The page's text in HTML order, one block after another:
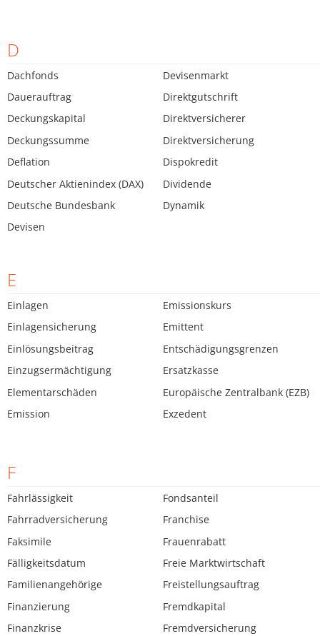
D
Dachfonds
Dauerauftrag
Deckungskapital
Deckungssumme
Deflation
Deutscher Aktienindex (DAX)
Deutsche Bundesbank
Devisen
Devisenmarkt
Direktgutschrift
Direktversicherer
Direktversicherung
Dispokredit
Dividende
Dynamik
E
Einlagen
Einlagensicherung
Einlösungsbeitrag
Einzugsermächtigung
Elementarschäden
Emission
Emissionskurs
Emittent
Entschädigungsgrenzen
Ersatzkasse
Europäische Zentralbank (EZB)
Exzedent
F
Fahrlässigkeit
Fahrradversicherung
Faksimile
Fälligkeitsdatum
Familienangehörige
Finanzierung
Finanzkrise
Fondsanteil
Franchise
Frauenrabatt
Freie Marktwirtschaft
Freistellungsauftrag
Fremdkapital
Fremdversicherung